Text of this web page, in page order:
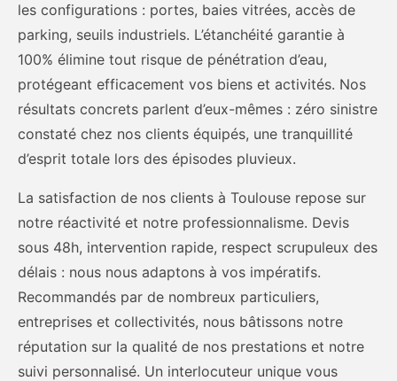
les configurations : portes, baies vitrées, accès de
parking, seuils industriels. L’étanchéité garantie à
100% élimine tout risque de pénétration d’eau,
protégeant efficacement vos biens et activités. Nos
résultats concrets parlent d’eux-mêmes : zéro sinistre
constaté chez nos clients équipés, une tranquillité
d’esprit totale lors des épisodes pluvieux.
La satisfaction de nos clients à Toulouse repose sur
notre réactivité et notre professionnalisme. Devis
sous 48h, intervention rapide, respect scrupuleux des
délais : nous nous adaptons à vos impératifs.
Recommandés par de nombreux particuliers,
entreprises et collectivités, nous bâtissons notre
réputation sur la qualité de nos prestations et notre
suivi personnalisé. Un interlocuteur unique vous